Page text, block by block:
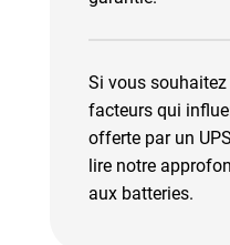
Si vous
facteurs qui
offerte par un
lire notre
aux batteries.